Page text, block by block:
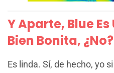
Y Aparte, Blue
Bien Bonita, ¿no?
Es linda. Sí, de hecho, yo